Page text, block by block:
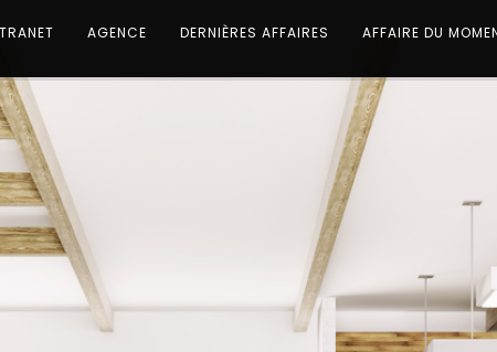
AGENCE DERNIÈRES AFFAIRES AFFAIRE DU